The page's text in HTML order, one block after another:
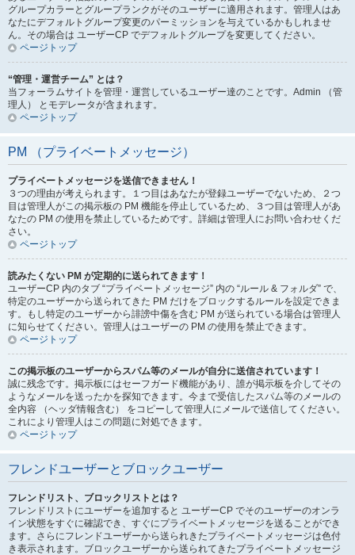
グループカラーとグループランクがそのユーザーに適用されます。管理人はあ
なたにデフォルトグループ変更のパーミッションを与えているかもしれませ
ん。その場合は ユーザーCP でデフォルトグループを変更してください。
ページトップ
“管理・運営チーム” とは？
当フォーラムサイトを管理・運営しているユーザー達のことです。Admin （管
理人） とモデレータが含まれます。
ページトップ
PM （プライベートメッセージ）
プライベートメッセージを送信できません！
３つの理由が考えられます。１つ目はあなたが登録ユーザーでないため、２つ
目は管理人がこの掲示板の PM 機能を停止しているため、３つ目は管理人があ
なたの PM の使用を禁止しているためです。詳細は管理人にお問い合わせくだ
さい。
ページトップ
読みたくない PM が定期的に送られてきます！
ユーザーCP 内のタブ “プライベートメッセージ” 内の “ルール & フォルダ” で、
特定のユーザーから送られてきた PM だけをブロックするルールを設定できま
す。もし特定のユーザーから誹謗中傷を含む PM が送られている場合は管理人
に知らせてください。管理人はユーザーの PM の使用を禁止できます。
ページトップ
この掲示板のユーザーからスパム等のメールが自分に送信されています！
誠に残念です。掲示板にはセーフガード機能があり、誰が掲示板を介してその
ようなメールを送ったかを探知できます。今まで受信したスパム等のメールの
全内容 （ヘッダ情報含む） をコピーして管理人にメールで送信してください。
これにより管理人はこの問題に対処できます。
ページトップ
フレンドユーザーとブロックユーザー
フレンドリスト、ブロックリストとは？
フレンドリストにユーザーを追加すると ユーザーCP でそのユーザーのオンラ
イン状態をすぐに確認でき、すぐにプライベートメッセージを送ることができ
ます。さらにフレンドユーザーから送られきたプライベートメッセージは色付
き表示されます。ブロックユーザーから送られてきたプライベートメッセージ